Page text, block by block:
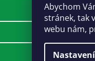
Abychom
stránek, tak
webu nám,
Nastavení
Technické